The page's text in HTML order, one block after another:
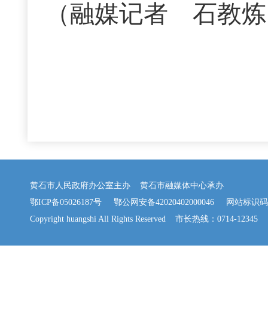
（融媒记者 石教
黄石市人民政府办公室主办 黄石市融媒体中心承办
鄂ICP备05026187号
鄂公网安备42020402000046 网站标识码
Copyright huangshi All Rights Reserved 市长热线：0714-12345